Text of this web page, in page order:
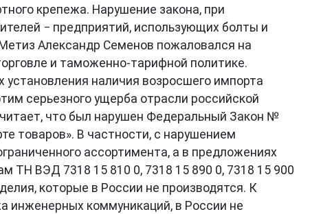
крепежа. Нарушение закона, при
− предприятий, использующих болты и
Александр Семенов пожаловался на
и таможенно-тарифной политике.
наличия возросшего импорта
серьезного ущерба отрасли российской
что был нарушен Федеральный Закон №
товаров». В частности, с нарушением
ассортимента, а в предложениях
ТН ВЭД 7318 15 810 0, 7318 15 890 0, 7318 15 900
которые в России не производятся. К
инженерных коммуникаций, в России не